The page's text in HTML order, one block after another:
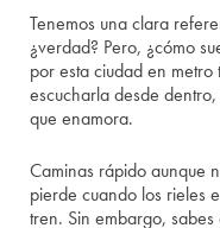
Tenemos una clara
¿verdad? Pero, ¿cómo
poresta ciudad en
escucharladesde den
que enamora.
Caminas rápido aunque
pierdecuando los rieles
tren. Sin embargo, s